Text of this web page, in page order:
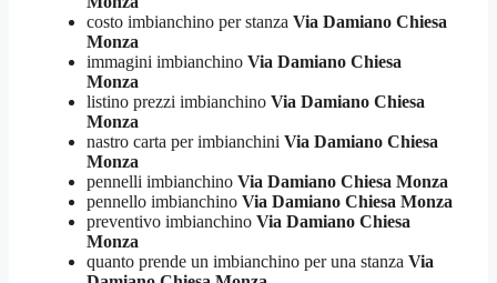
costo imbianchino per stanza Via Damiano Chiesa
Monza
immagini imbianchino Via Damiano Chiesa
Monza
listino prezzi imbianchino Via Damiano Chiesa
Monza
nastro carta per imbianchini Via Damiano Chiesa
Monza
pennelli imbianchino Via Damiano Chiesa Monza
pennello imbianchino Via Damiano Chiesa Monza
preventivo imbianchino Via Damiano Chiesa
Monza
quanto prende un imbianchino per una stanza Via